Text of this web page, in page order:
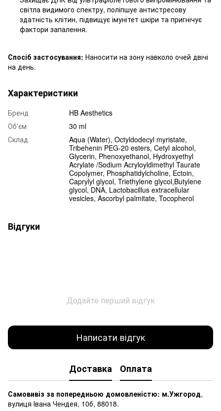
світла видимого спектру, поліпшуе антистресову
здатність клітин, підвищує імунітет шкіри та пригнічує
фактори запалення.
Спосіб застосування: Наносити на зону навколо очей двічі
на день.
Характеристики
Бренд
HB Aesthetics
Об'єм
30 ml
Склад
Aqua (Water), Octyldodecyl myristate,
Tribehenin PEG-20 esters, Cetyl alcohol,
Glycerin, Phenoxyethanol, Hydroxyethyl
Acrylate /Sodium Acryloyldimethyl Taurate
Copolymer, Phosphatidylcholine, Ectoin,
Caprylyl glycol, Triethylene glycol,Butylene
glycol, DNA, Lactobacillus extracellular
vesicles, Ascorbyl palmitate, Tocopherol
Відгуки
Додайте перший відгук
Написати відгук
Доставка Оплата
Самовивіз за попередньою домовленістю: м.Ужгород,
вулиця Івана Чендея, 10б, 88018.